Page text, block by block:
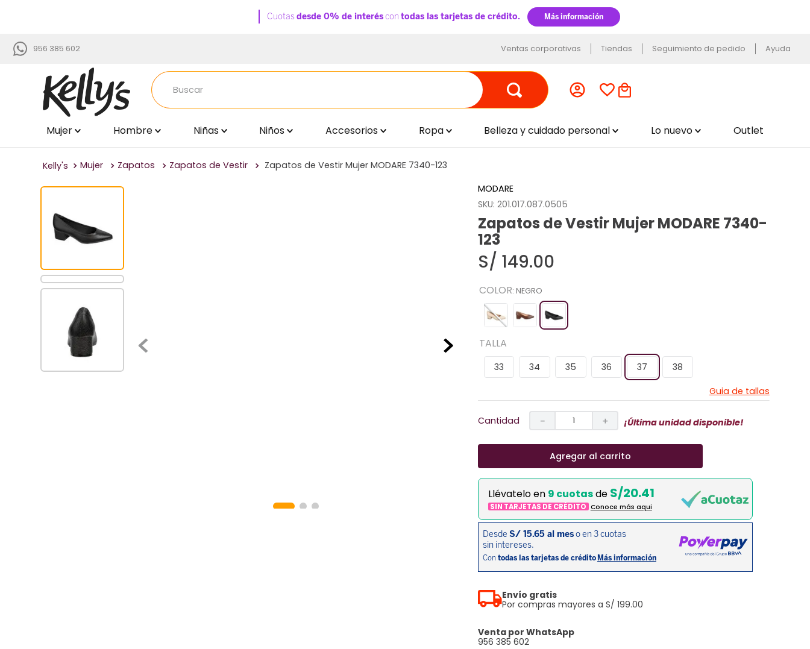
956 385 602 Ventas corporativas Tiendas Seguimiento de pedido Ayuda
Buscar
Mujer Hombre Niñas Niños Accesorios Ropa Belleza y cuidado personal Lo nuevo Outlet
Mujer Zapatos Zapatos de Vestir
Zapatos de Vestir Mujer MODARE 7340-123
MODARE
SKU: 201.017.087.0505
Zapatos de Vestir Mujer MODARE 7340-
123
S/ 149.00
COLOR: NEGRO
TALLA
33 34 35 36 37
38
Guia de tallas
Cantidad ＋
－ ¡Última unidad disponible!
Agregar al carrito
Llévatelo en 9 cuotasde S/20.41
SIN TARJETAS DE CRÉDITO Conoce más aqui
Envío gratis
Por compras mayores a S/ 199.00
Venta por WhatsApp
956 385 602
TÉRMINOS MÁS BUSCADOS
1.
zapatillas
sandalias